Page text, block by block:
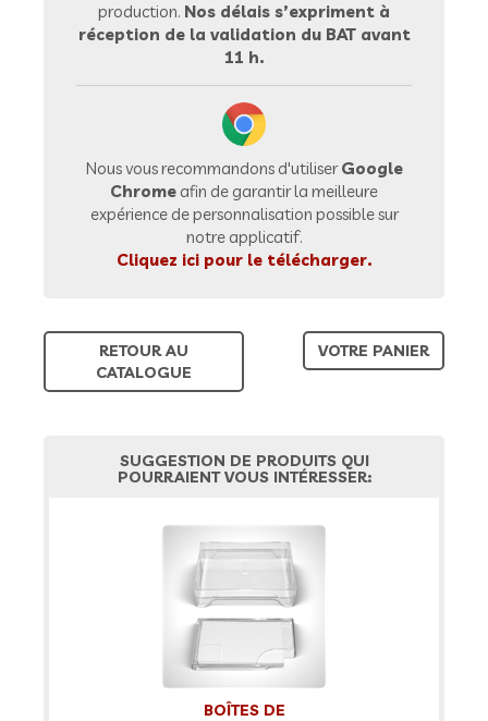
production. Nos délais s’expriment à
réception de la validation du BAT avant
11 h.
Nous vous recommandons d'utiliserGoogle
Chrome afin de garantir la meilleure
expérience de personnalisation possible sur
notre applicatif.
Cliquez ici pour le télécharger.
RETOUR AU
CATALOGUE
VOTRE PANIER
SUGGESTION DE PRODUITS QUI
POURRAIENT VOUS INTÉRESSER:
BOÎTES DE